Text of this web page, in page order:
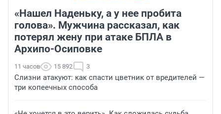
«Нашел Наденьку, а у нее пробита
голова». Мужчина рассказал, как
потерял жену при атаке БПЛА в
Архипо-Осиповке
11 часов 15 892 3
Слизни атакуют: как спасти цветник от вредителей —
три копеечных способа